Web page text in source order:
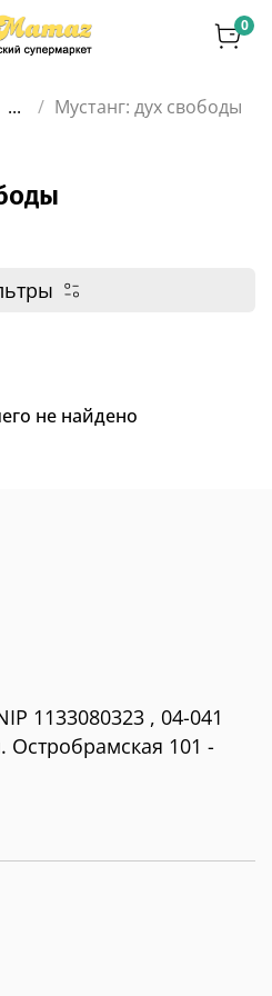
0
... Мустанг: дух свободы
не найдено
1133080323 , 04-041
101 -